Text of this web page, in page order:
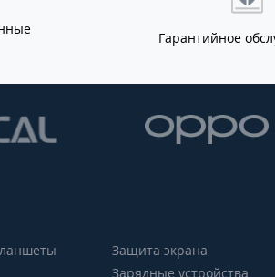
Гарантийное
Защита экрана
Зарядные устройства